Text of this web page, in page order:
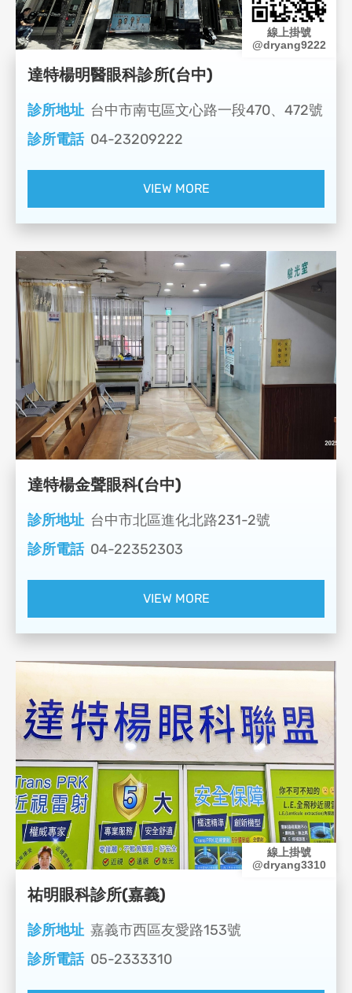
達特楊明醫眼科診所(台中)
診所地址 台中市南屯區文心路一段470、472號
診所電話 04-23209222
VIEW MORE
線上掛號
@dryang9222
達特楊金聲眼科(台中)
診所地址 台中市北區進化北路231-2號
診所電話 04-22352303
VIEW MORE
祐明眼科診所(嘉義)
診所地址 嘉義市西區友愛路153號
診所電話 05-2333310
線上掛號
@dryang3310